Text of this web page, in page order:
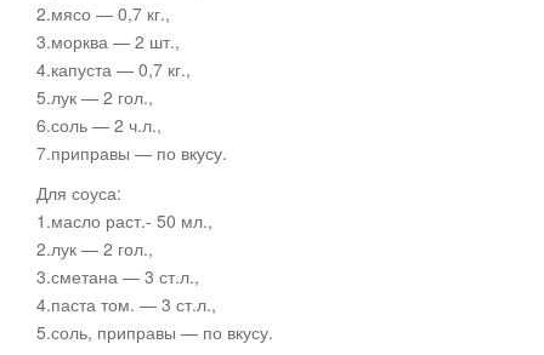
2.мясо — 0,7 кг.,
3.морква — 2 шт.,
4.капуста — 0,7 кг.,
5.лук — 2 гол.,
6.соль — 2 ч.л.,
7.приправы — по вкусу.
Для соуса:
1.масло раст.- 50 мл.,
2.лук — 2 гол.,
3.сметана — 3 ст.л.,
4.паста том. — 3 ст.л.,
5.соль, приправы — по вкусу.